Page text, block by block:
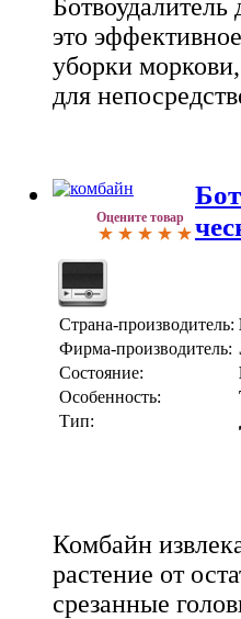
это
уборки
для
Оцените товар
Страна-производитель:
Фирма-производитель:
Состояние:
Особенность:
Тип:
Комбайн
растение от
срезанные